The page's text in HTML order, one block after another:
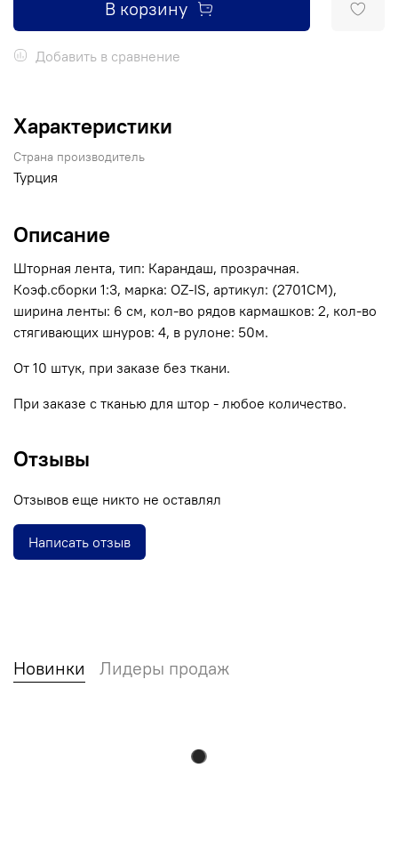
В корзину
Добавить в сравнение
Характеристики
Страна производитель
Турция
Описание
Шторная лента, тип: Карандаш, прозрачная.
Коэф.сборки 1:3, марка: OZ-IS, артикул: (2701CM),
ширина ленты: 6 см, кол-во рядов кармашков: 2, кол-во
стягивающих шнуров: 4, в рулоне: 50м.
От 10 штук, при заказе без ткани.
При заказе с тканью для штор - любое количество.
Отзывы
Отзывов еще никто не оставлял
Написать отзыв
Новинки Лидеры продаж